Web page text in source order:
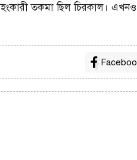
তকমা ছিল চিরকাল।